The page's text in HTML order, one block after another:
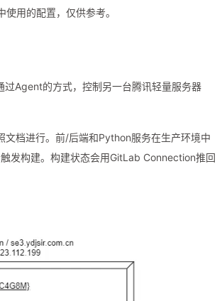
用的配置，仅供参考。
Agent的方式，控制另一台腾讯轻量服务器
档进行。前/后端和Python服务在生产环境中
发构建。构建状态会用GitLab Connection推回